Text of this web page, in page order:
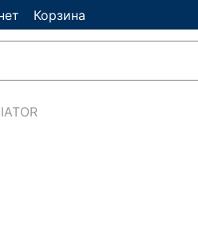
Корзина